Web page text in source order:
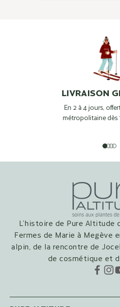
LIVRAISON
En 2 à 4 jours,
métropolitaine
Aller
L’histoire de Pure Altitude
Fermes de Marie à Megève
alpin, de la rencontre de
de cosmétique et